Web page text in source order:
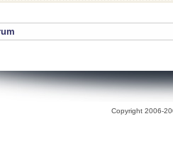
Copyright 2006-